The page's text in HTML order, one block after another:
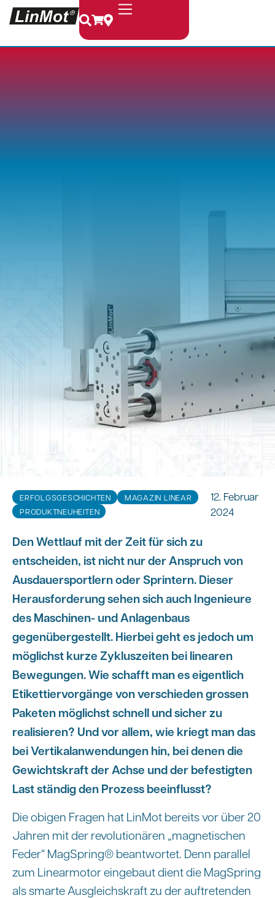
ERFOLGSGESCHICHTEN
MAGAZIN LINEAR
PRODUKTNEUHEITEN
12. Februar
2024
Den Wettlauf mit der Zeit für sich zu
entscheiden, ist nicht nur der Anspruch von
Ausdauersportlern oder Sprintern. Dieser
Herausforderung sehen sich auch Ingenieure
des Maschinen- und Anlagenbaus
gegenübergestellt. Hierbei geht es jedoch um
möglichst kurze Zykluszeiten bei linearen
Bewegungen. Wie schafft man es eigentlich
Etikettiervorgänge von verschieden grossen
Paketen möglichst schnell und sicher zu
realisieren? Und vor allem, wie kriegt man das
bei Vertikalanwendungen hin, bei denen die
Gewichtskraft der Achse und der befestigten
Last ständig den Prozess beeinflusst?
Die obigen Fragen hat LinMot bereits vor über 20
Jahren mit der revolutionären „magnetischen
Feder“ MagSpring® beantwortet. Denn parallel
zum Linearmotor eingebaut dient die MagSpring
als smarte Ausgleichskraft zu der auftretenden